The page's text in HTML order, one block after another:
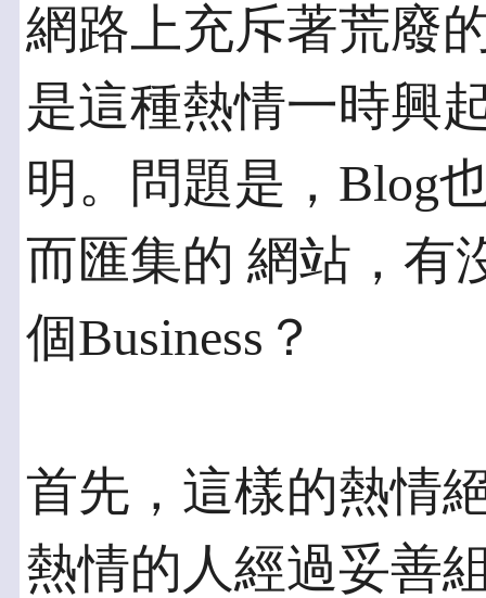
網路上充斥著荒廢
是這種熱情一時興
明。問題是，Blog
而匯集的 網站，有
個Business？
首先，這樣的熱情
熱情的人經過妥善